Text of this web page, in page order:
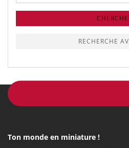
de
RECHERCHE
Ton monde en miniature !